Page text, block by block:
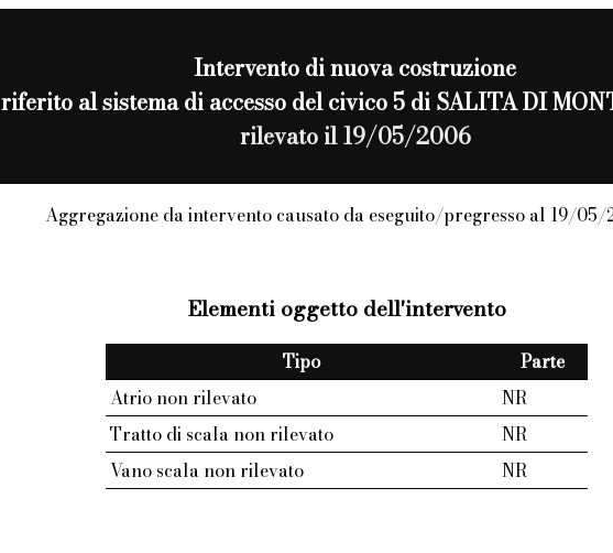
Intervento dinuova costruzione
riferito al sistema di accesso del civico 5 di SALITA DI
rilevato il 19/05/2006
Aggregazione da intervento causato da eseguito/pregresso al 19/05/
Elementi oggetto dell'intervento
Tipo
Parte
Atrio non rilevato
NR
Tratto di scala non rilevato
NR
Vano scala non rilevato
NR